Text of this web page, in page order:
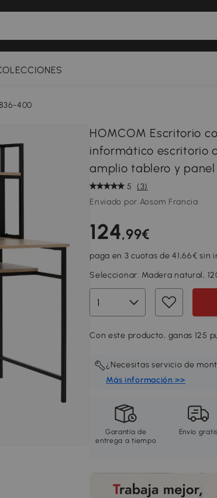
400
HOMCOM Escritorio
informático escritorio
amplio tablero y panel
5
(3)
Enviado por Aosom Francia
124,99€
paga en 3 cuotas de 41,66€ sin
Seleccionar: Madera natural,
Con este producto, ganas 125
¿Necesitas servicio de
Más información >>
Garantía de
entrega a tiempo
Envío gratis